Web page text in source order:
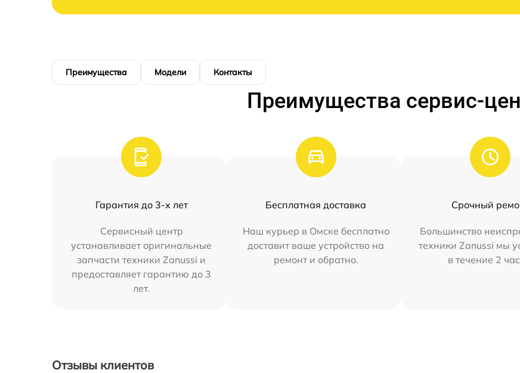
Преимущества Модели Контакты
Преимущества сервис-
Гарантия до 3-х лет
Сервисный центр
устанавливает оригинальные
запчасти техники Zanussi и
предоставляет гарантию до 3
лет.
Бесплатная доставка
Наш курьер в Омске бесплатно
доставит ваше устройство на
ремонт и обратно.
Срочный
Большинство
техники Zanussi мы
в течение 2
Отзывы клиентов